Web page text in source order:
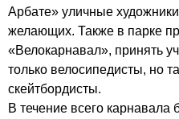
Арбате» уличные
желающих. Также в парке
«Велокарнавал», принять
только велосипедисты, но
скейтбордисты.
В течение всего карнавала